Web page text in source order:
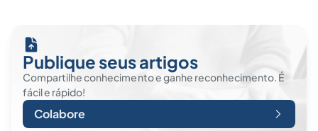
Publique seus artigos
Compartilhe conhecimento e ganhe reconhecimento. É
fácil e rápido!
Colabore